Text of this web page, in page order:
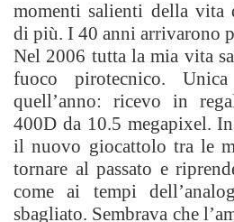
momenti salienti della vita
di più. I 40 anni arrivarono
Nel 2006 tutta la mia vita
fuoco pirotecnico.
quell’anno: ricevo in
400D da 10.5 megapixel.
il nuovo giocattolo tra le
tornare al passato e
come ai tempi
sbagliato. Sembrava che